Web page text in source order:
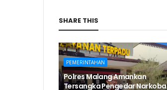
SHARE THIS
PEMERINTAHAN
Polres Malang Amankan
Tersangka Pengedar Narkoba